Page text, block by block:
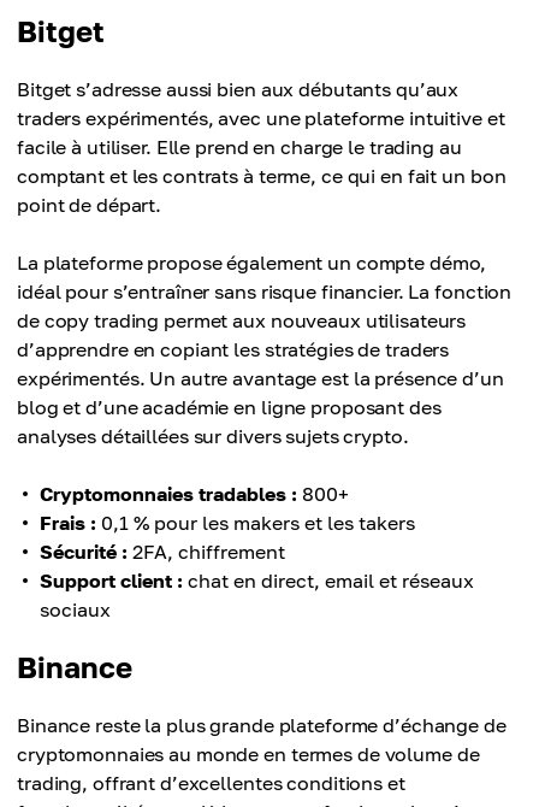
Bitget
Bitget s’adresse aussi bien aux débutants qu’aux
traders expérimentés, avec une plateforme intuitive et
facile à utiliser. Elle prend en charge le trading au
comptant et les contrats à terme, ce qui en fait un bon
point de départ.
La plateforme propose également un compte démo,
idéal pour s’entraîner sans risque financier. La fonction
de copy trading permet aux nouveaux utilisateurs
d’apprendre en copiant les stratégies de traders
expérimentés. Un autre avantage est la présence d’un
blog et d’une académie en ligne proposant des
analyses détaillées sur divers sujets crypto.
Cryptomonnaies tradables : 800+
Frais : 0,1 % pour les makers et les takers
Sécurité : 2FA, chiffrement
Support client : chat en direct, email et réseaux
sociaux
Binance
Binance reste la plus grande plateforme d’échange de
cryptomonnaies au monde en termes de volume de
trading, offrant d’excellentes conditions et